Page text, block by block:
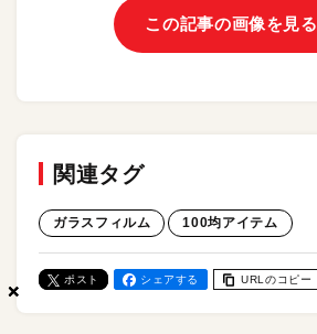
×
×
×
この記事の画像を見る
関連タグ
ガラスフィルム 100均アイテム
ポスト シェアする URLのコピー